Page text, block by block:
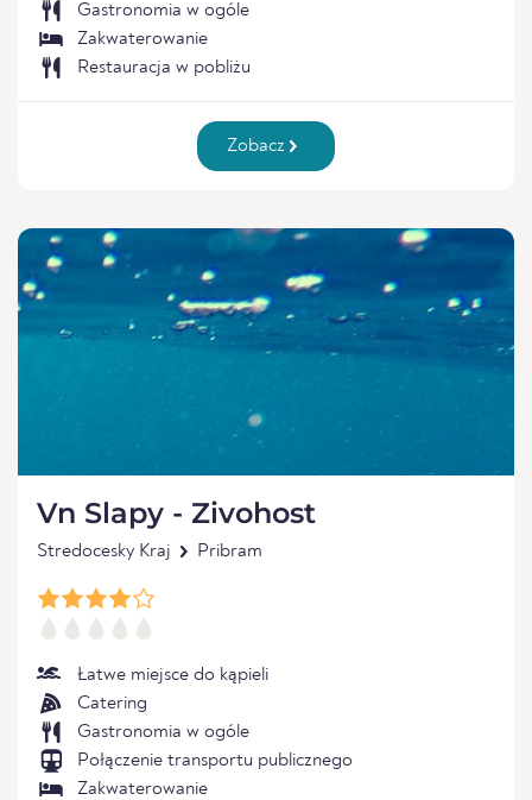
Gastronomia w ogóle
Zakwaterowanie
Restauracja w pobliżu
Zobacz
Vn Slapy - Zivohost
Stredocesky Kraj Pribram
Łatwe miejsce do kąpieli
Catering
Gastronomia w ogóle
Połączenie transportu publicznego
Zakwaterowanie